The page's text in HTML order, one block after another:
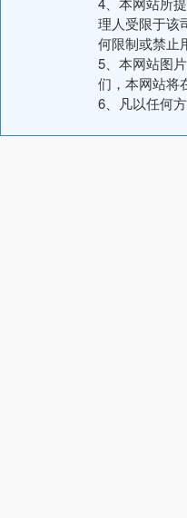
理人受限于该
何限制或禁止
5、本网站图
们，本网站将
6、凡以任何